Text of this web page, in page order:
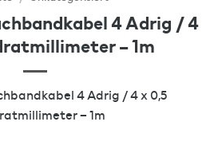
4 Adrig / 4
– 1m
4 Adrig / 4 x 0,5
– 1m